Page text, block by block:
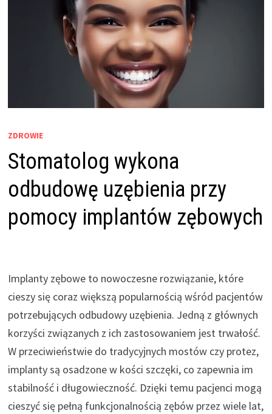
ZDROWIE
Stomatolog wykona
odbudowę uzębienia przy
pomocy implantów zębowych
Implanty zębowe to nowoczesne rozwiązanie, które
cieszy się coraz większą popularnością wśród pacjentów
potrzebujących odbudowy uzębienia. Jedną z głównych
korzyści związanych z ich zastosowaniem jest trwałość.
W przeciwieństwie do tradycyjnych mostów czy protez,
implanty są osadzone w kości szczęki, co zapewnia im
stabilność i długowieczność. Dzięki temu pacjenci mogą
cieszyć się pełną funkcjonalnością zębów przez wiele lat,